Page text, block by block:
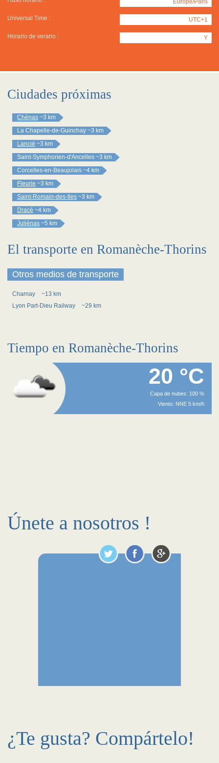
Universal Time : UTC+1
Horario de verano : Y
Ciudades próximas
Chénas ~3 km
La Chapelle-de-Guinchay ~3 km
Lancié ~3 km
Saint-Symphorien-d'Ancelles ~3 km
Corcelles-en-Beaujolais ~4 km
Fleurie ~3 km
Saint-Romain-des-Iles ~3 km
Dracé ~4 km
Juliénas ~5 km
El transporte en Romanèche-Thorins
Otros medios de transporte
Charnay
~13 km
Lyon Part-Dieu Railway
~29 km
Tiempo en Romanèche-Thorins
20 °C
Capa de nubes: 100 %
Viento: NNE 5 km/h
Únete a nosotros !
¿Te gusta? Compártelo!